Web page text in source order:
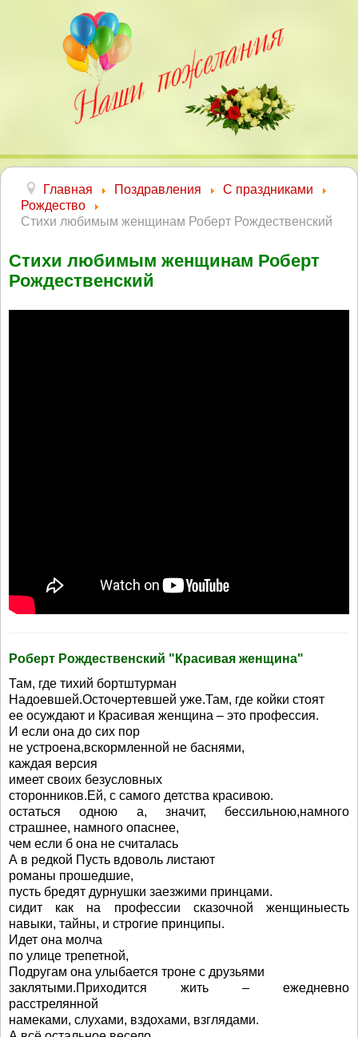
Главная Поздравления
С праздниками
Рождество
Стихи любимым женщинам Роберт Рождественский
Стихи любимым женщинам Роберт
Рождественский
Роберт Рождественский "Красивая женщина"
Там, где тихий бортштурман
Надоевшей.Осточертевшей уже.Там, где койки стоят
ее осуждают и Красивая женщина – это профессия.
И если она до сих пор
не устроена,вскормленной не баснями,
каждая версия
имеет своих безусловных
сторонников.Ей, с самого детства красивою.
остаться одною а, значит, бессильною,намного
страшнее, намного опаснее,
чем если б она не считалась
А в редкой Пусть вдоволь листают
романы прошедшие,
пусть бредят дурнушки заезжими принцами.
сидит как на профессии сказочной женщиныесть
навыки, тайны, и строгие принципы.
Идет она молча
по улице трепетной,
Подругам она улыбается троне с друзьями
заклятыми.Приходится жить – ежедневно
расстрелянной
намеками, слухами, вздохами, взглядами.